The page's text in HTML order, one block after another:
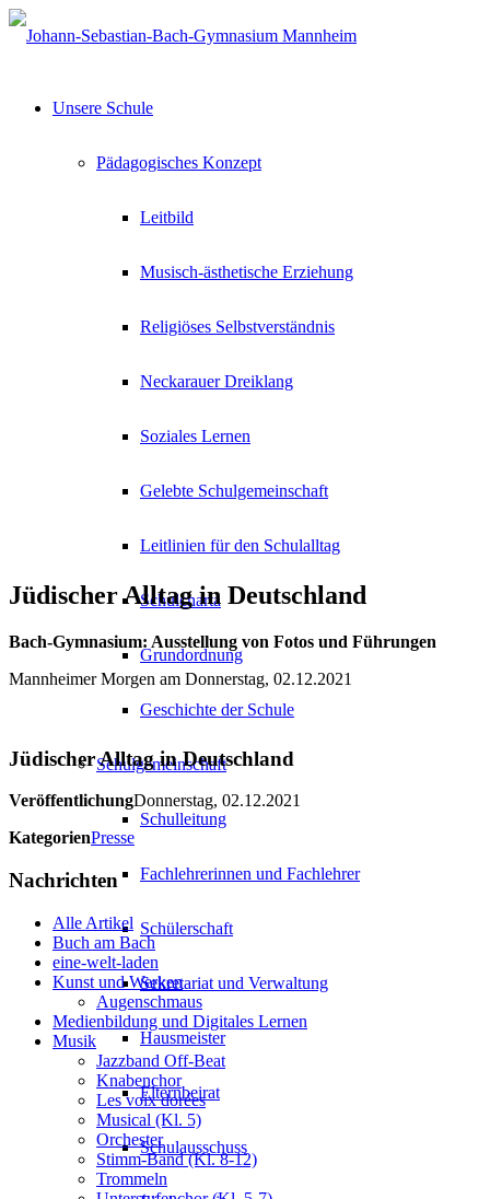
Unsere Schule
Pädagogisches Konzept
Leitbild
Musisch-ästhetische Erziehung
Religiöses Selbstverständnis
Neckarauer Dreiklang
Soziales Lernen
Gelebte Schulgemeinschaft
Leitlinien für den Schulalltag
Schulcharta
Grundordnung
Geschichte der Schule
Schulgemeinschaft
Schulleitung
Fachlehrerinnen und Fachlehrer
Schülerschaft
Sekretariat und Verwaltung
Hausmeister
Elternbeirat
Schulausschuss
Jüdischer Alltag in Deutschland
Bach-Gymnasium: Ausstellung von Fotos und Führungen
Mannheimer Morgen am Donnerstag, 02.12.2021
Jüdischer Alltag in Deutschland
VeröffentlichungDonnerstag, 02.12.2021
KategorienPresse
Nachrichten
Alle Artikel
Buch am Bach
eine-welt-laden
Kunst und Werken
Augenschmaus
Medienbildung und Digitales Lernen
Musik
Jazzband Off-Beat
Knabenchor
Les voix dorées
Musical (Kl. 5)
Orchester
Stimm-Band (Kl. 8-12)
Trommeln